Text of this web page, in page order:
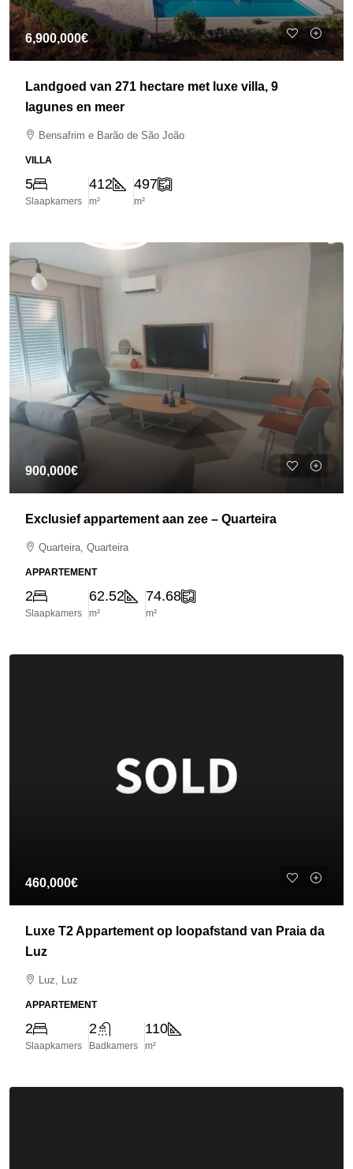
6,900,000€
Landgoed van 271 hectare met luxe villa, 9
lagunes en meer
Bensafrim e Barão de São João
VILLA
5
Slaapkamers
412
m²
497
m²
900,000€
Exclusief appartement aan zee – Quarteira
Quarteira, Quarteira
APPARTEMENT
2
Slaapkamers
62.52
m²
74.68
m²
460,000€
Luxe T2 Appartement op loopafstand van Praia da
Luz
Luz, Luz
APPARTEMENT
2
Slaapkamers
2
Badkamers
110
m²